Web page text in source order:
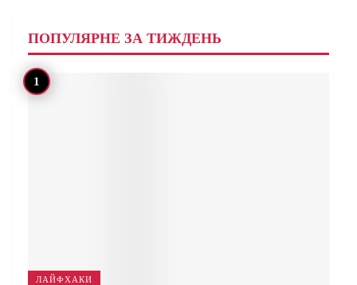
ПОПУЛЯРНЕ ЗА ТИЖДЕНЬ
ЛАЙФХАКИ